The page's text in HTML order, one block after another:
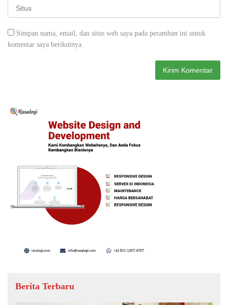
Simpan nama, email, dan situs web saya pada peramban ini untuk
komentar saya berikutnya.
Berita Terbaru